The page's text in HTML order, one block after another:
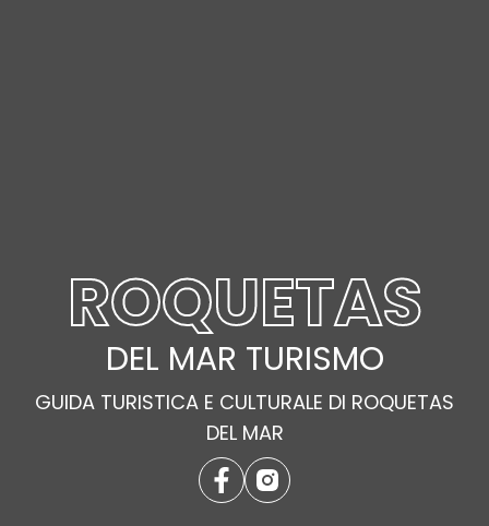
ROQUETAS
DEL MAR TURISMO
GUIDA TURISTICA E CULTURALE DI ROQUETAS
DEL MAR